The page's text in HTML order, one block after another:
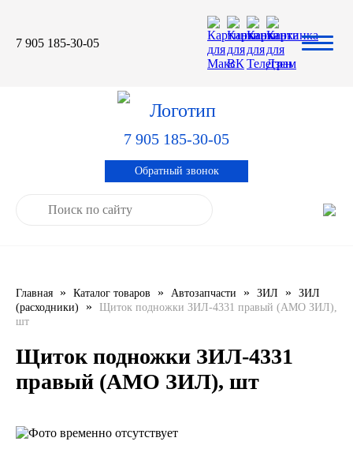
7 905 185-30-05
ELF
IDEMITSU
LIQUI MOLY
Специальная оценка условий труда
Применяемость тормозных
Система контроля качества
Сертификация продукции
7 905 185-30-05
Обратный звонок
Главная » Каталог товаров » Автозапчасти » ЗИЛ »
ЗИЛ
(расходники)
»
Щиток подножки ЗИЛ-4331 правый (АМО ЗИЛ),
шт
Щиток подножки ЗИЛ-4331
правый (АМО ЗИЛ), шт